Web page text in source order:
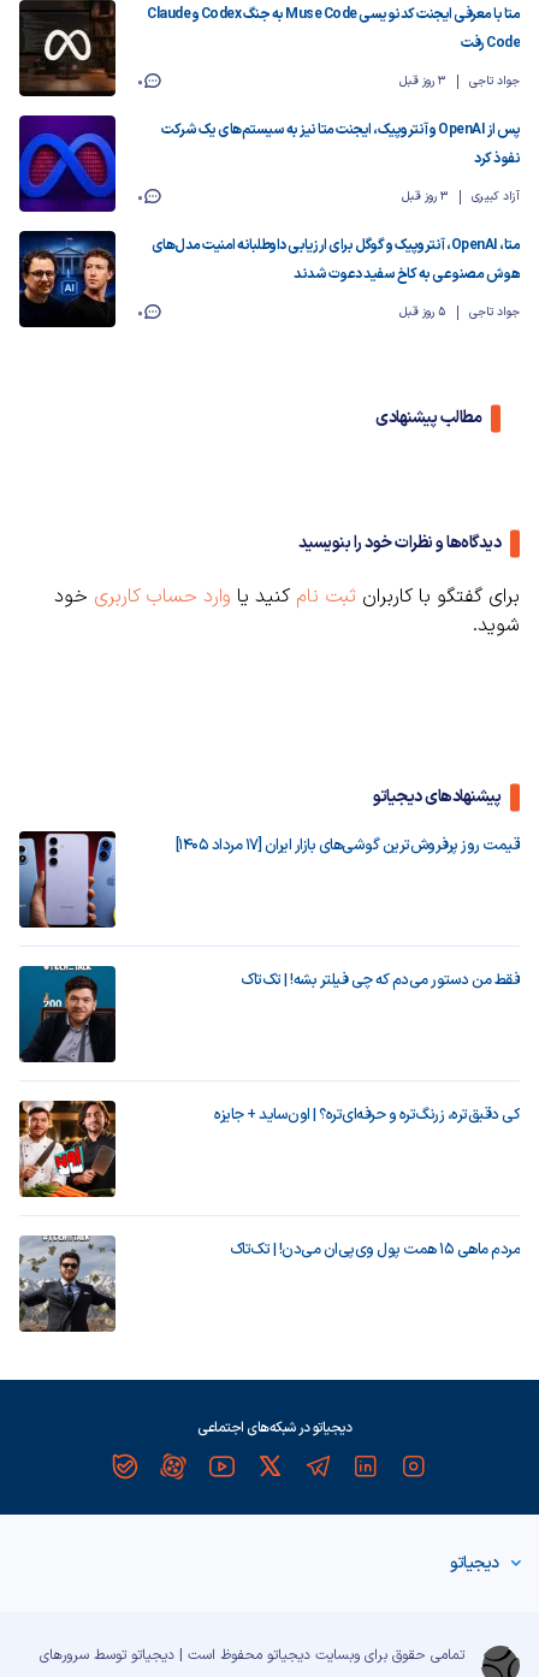
متا با معرفی ایجنت کدنویسی Muse Code به جنگ Codex و Claude
Code رفت
جواد تاجی 3 روز قبل 0
پس از OpenAI و آنتروپیک، ایجنت متا نیز به سیستم‌های یک شرکت
نفوذ کرد
آزاد کبیری 3 روز قبل 0
متا، OpenAI، آنتروپیک و گوگل برای ارزیابی داوطلبانه امنیت مدل‌های
هوش مصنوعی به کاخ سفید دعوت شدند
جواد تاجی 5 روز قبل 0
مطالب پیشنهادی
دیدگاه‌ها و نظرات خود را بنویسید
برای گفتگو با کاربران ثبت نام کنید یا وارد حساب کاربری خود
شوید.
پیشنهادهای دیجیاتو
قیمت روز پرفروش‌ترین گوشی‌های بازار ایران [17 مرداد 1405]
فقط من دستور می‌دم که چی فیلتر بشه! | تک‌تاک
کی دقیق‌تره، زرنگ‌تره و حرفه‌ای‌تره؟ | اون‌ساید + جایزه
مردم ماهی ۱۵ همت پول وی‌پی‌ان می‌دن! | تک‌تاک
دیجیاتو در شبکه‌های اجتماعی
دیجیاتو
تمامی حقوق برای وبسایت دیجیاتو محفوظ است | دیجیاتو توسط سرورهای